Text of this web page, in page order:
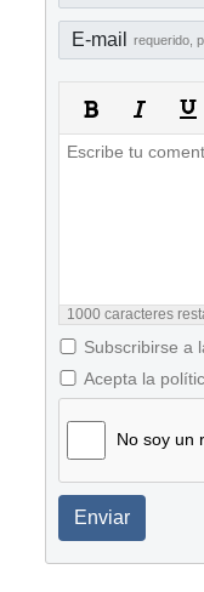
E-mail
1000 caracteres
Subscribirse a
Acepta la
No soy un
Enviar